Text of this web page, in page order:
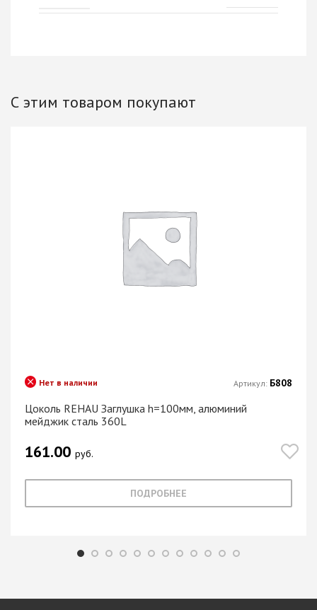
С этим товаром покупают
Цоколь REHAU Заглушка h=100мм, алюминий
мейджик сталь 360L
Нет в наличии
161.00 руб.
ПОДРОБНЕЕ
Артикул: Б808